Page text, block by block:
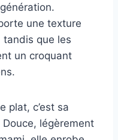
une texture
que les
un croquant
plat, c’est sa
Douce, légèrement